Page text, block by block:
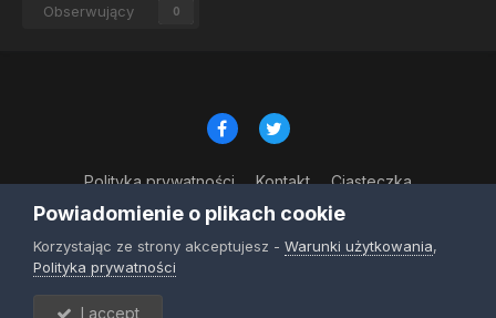
Obserwujący 0
Polityka prywatności Kontakt Ciasteczka
© Copyright 2023
Powered by Invision Community
Powiadomienie o plikach cookie
Korzystając ze strony akceptujesz - Warunki użytkowania,
Polityka prywatności
I accept